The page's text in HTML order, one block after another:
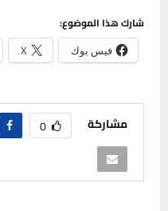
شارك هذا الموضوع:
فيس بوك X
مشاركة 0